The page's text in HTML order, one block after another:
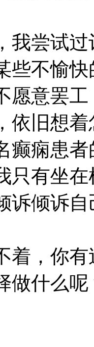
尝试过
些不愉
愿意罢
依旧想
癫痫患
只有坐
诉倾诉
，你有
做什么呢